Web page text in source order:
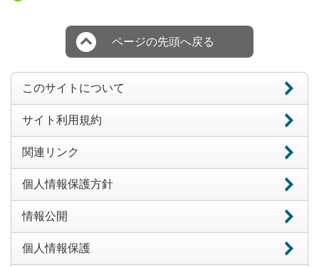
ページの先頭へ戻る
このサイトについて
サイト利用規約
関連リンク
個人情報保護方針
情報公開
個人情報保護